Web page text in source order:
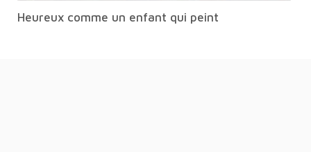
Heureux comme un enfant qui peint